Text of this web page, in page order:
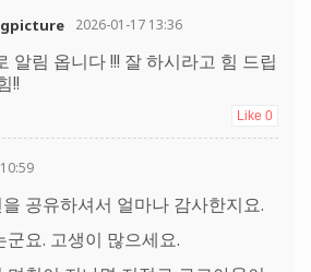
2026-01-17 13:36
알림 옵니다 !!! 잘 하시라고 힘 드립
!!
Like 0
공유하셔서 얼마나 감사한지요.
요. 고생이 많으세요.